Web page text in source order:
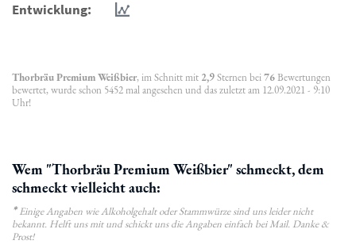
Entwicklung:
Thorbräu Premium Weißbier, im Schnitt mit 2,9Sternen bei76Bewertungen
bewertet, wurde schon 5452 mal angesehen und das zuletzt am 12.09.2021 - 9:10
Uhr!
Wem "Thorbräu Premium Weißbier" schmeckt, dem
schmeckt vielleicht auch:
*Einige Angaben wie Alkoholgehalt oder Stammwürze sind uns leider nicht
bekannt. Helft uns mit und schickt uns die Angaben einfach bei Mail. Danke &
Prost!